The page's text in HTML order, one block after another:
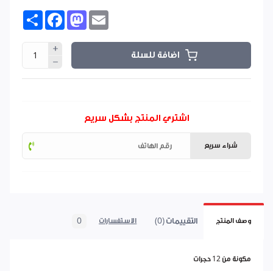
Share FacebookMastodon
اضافة للسلة
اشتري المنتج بشكل سريع
شراء سريع
وصف المنتج التقييمات (0) الاستفسارات 0
مكونة من 12 حجرات